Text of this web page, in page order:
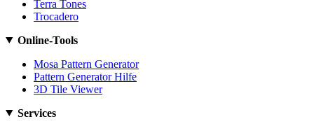
Terra Tones
Trocadero
Online-Tools
Mosa Pattern Generator
Pattern Generator Hilfe
3D Tile Viewer
Services